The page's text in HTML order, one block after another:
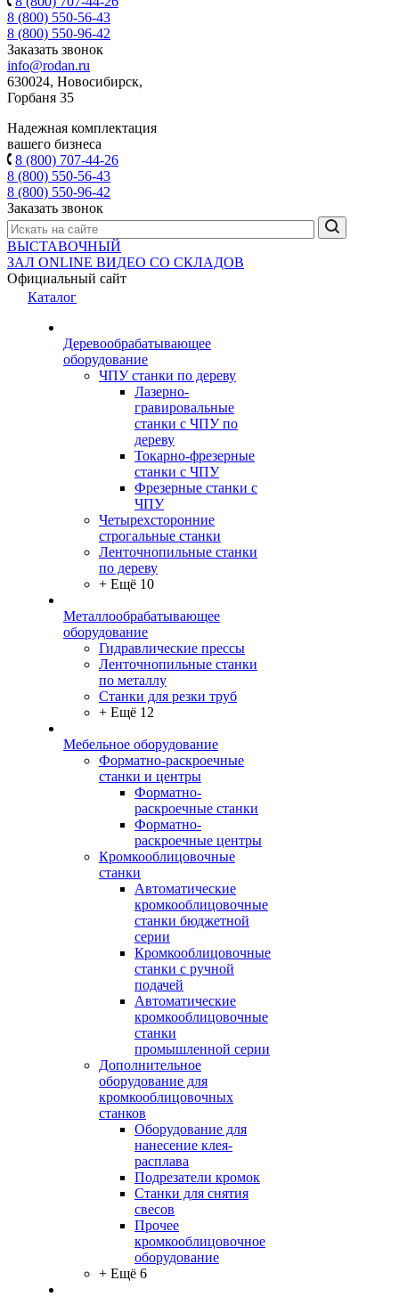
8 (800) 550-56-43
8 (800) 550-96-42
Заказать звонок
info@rodan.ru
630024, Новосибирск,
Горбаня 35
Надежная комплектация
вашего бизнеса
8 (800) 707-44-26
8 (800) 550-56-43
8 (800) 550-96-42
Заказать звонок
ВЫСТАВОЧНЫЙ
ЗАЛ ONLINE ВИДЕО СО СКЛАДОВ
Официальный сайт
Каталог
Деревообрабатывающее
оборудование
ЧПУ станки по дереву
Лазерно-
гравировальные
станки с ЧПУ по
дереву
Токарно-фрезерные
станки с ЧПУ
Фрезерные станки с
ЧПУ
Четырехсторонние
строгальные станки
Ленточнопильные станки
по дереву
+ Ещё 10
Металлообрабатывающее
оборудование
Гидравлические прессы
Ленточнопильные станки
по металлу
Станки для резки труб
+ Ещё 12
Мебельное оборудование
Форматно-раскроечные
станки и центры
Форматно-
раскроечные станки
Форматно-
раскроечные центры
Кромкооблицовочные
станки
Автоматические
кромкооблицовочные
станки бюджетной
серии
Кромкооблицовочные
станки с ручной
подачей
Автоматические
кромкооблицовочные
станки
промышленной серии
Дополнительное
оборудование для
кромкооблицовочных
станков
Оборудование для
нанесение клея-
расплава
Подрезатели кромок
Станки для снятия
свесов
Прочее
кромкооблицовочное
оборудование
+ Ещё 6